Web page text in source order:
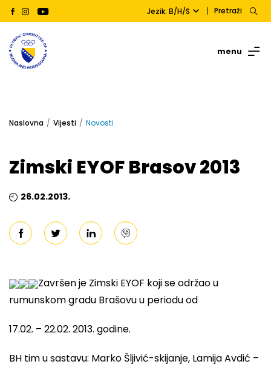
Jezik: B/H/S Pretraži
menu
Naslovna Vijesti Novosti
Zimski EYOF Brasov 2013
26.02.2013.
Završen je Zimski EYOF koji se održao u
rumunskom gradu Brašovu u periodu od
17.02. – 22.02. 2013. godine.
BH tim u sastavu: Marko Šljivić-skijanje, Lamija Avdić –